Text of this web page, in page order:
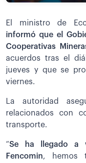
El ministro de
informó que el
Cooperativas
acuerdos tras el
jueves y que se
viernes.
La autoridad
relacionados con
transporte.
“Se ha llegado a
Fencomin, hemos